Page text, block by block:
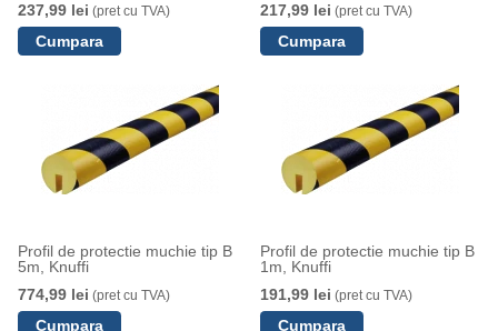
237,99 lei (pret cu TVA)
217,99 lei (pret cu TVA)
Profil de protectie muchie tip B
5m, Knuffi
774,99 lei (pret cu TVA)
Profil de protectie muchie tip B
1m, Knuffi
191,99 lei (pret cu TVA)